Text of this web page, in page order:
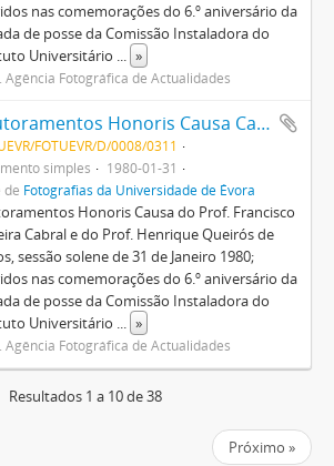
nas comemorações do 6.º aniversário da
de posse da Comissão Instaladora do
Universitário ... »
Agência Fotográfica de Actualidades
Doutoramentos Honoris Causa Caldeira Cabral e Henrique de Barros
FOTUEVR/D/0008/0311
simples
1980-01-31
de Fotografias da Universidade de Évora
Honoris Causa do Prof. Francisco
Cabral e do Prof. Henrique Queirós de
sessão solene de 31 de Janeiro 1980;
nas comemorações do 6.º aniversário da
de posse da Comissão Instaladora do
Universitário ... »
Agência Fotográfica de Actualidades
Resultados 1 a 10 de 38
Próximo »